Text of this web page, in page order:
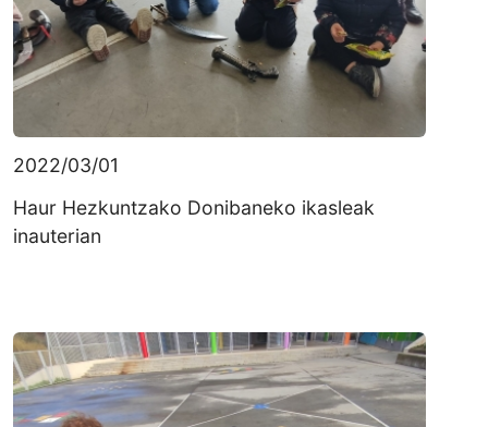
2022/03/01
Haur Hezkuntzako Donibaneko ikasleak
inauterian